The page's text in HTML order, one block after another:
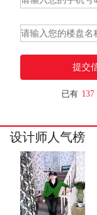
已有 137
设计师人气榜